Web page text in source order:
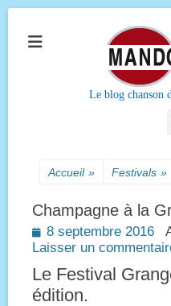
Le blog chanson
Accueil » Festivals »
Champagne à la
Posted
on
8 septembre 2016
Laisser un
Le Festival
édition.